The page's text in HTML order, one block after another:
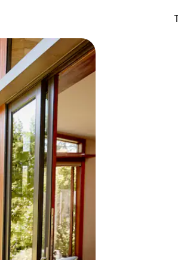
abajo, o bien tocando y deslizando la